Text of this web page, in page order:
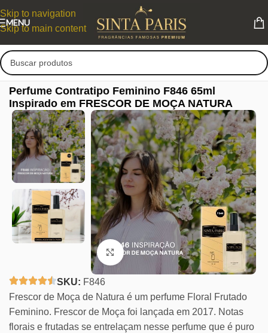
Skip to navigation
Skip to main content
MENU
Perfume Contratipo Feminino F846 65ml
Inspirado em FRESCOR DE MOÇA NATURA
Clique para ampliar
SKU: F846
Frescor de Moça de Natura é um perfume Floral Frutado
Feminino. Frescor de Moça foi lançada em 2017. Notas
florais e frutadas se entrelaçam nesse perfume que é puro